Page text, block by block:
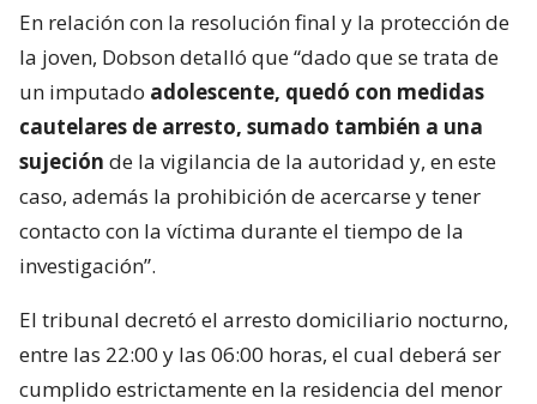
En relación con la resolución final y la protección de
la joven, Dobson detalló que “dado que se trata de
un imputado adolescente, quedó con medidas
cautelares de arresto, sumado también a una
sujeción de la vigilancia de la autoridad y, en este
caso, además la prohibición de acercarse y tener
contacto con la víctima durante el tiempo de la
investigación”.
El tribunal decretó el arresto domiciliario nocturno,
entre las 22:00 y las 06:00 horas, el cual deberá ser
cumplido estrictamente en la residencia del menor